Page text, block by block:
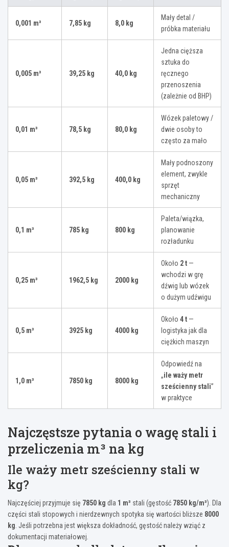
0,001 m³ 7,85 kg 8,0 kg
Mały detal /
próbka materiału
0,005 m³ 39,25 kg 40,0 kg
Jedna cięższa
sztuka do
ręcznego
przenoszenia
(zależnie od BHP)
0,01 m³ 78,5 kg 80,0 kg
Wózek paletowy /
dwie osoby to
często za mało
0,05 m³ 392,5 kg 400,0 kg
Mały podnoszony
element, zwykle
sprzęt
mechaniczny
0,1 m³ 785 kg 800 kg
Paleta/wiązka,
planowanie
rozładunku
0,25 m³ 1962,5 kg 2000 kg
Około 2 t —
wchodzi w grę
dźwig lub wózek
o dużym udźwigu
0,5 m³ 3925 kg 4000 kg
Około 4 t —
logistyka jak dla
ciężkich maszyn
1,0 m³ 7850 kg 8000 kg
Odpowiedź na
„ile waży metr
sześcienny stali”
w praktyce
Najczęstsze pytania o wagę stali i
przeliczenia m³ na kg
Ile waży metr sześcienny stali w
kg?
Najczęściej przyjmuje się 7850 kg dla 1 m³ stali (gęstość 7850 kg/m³). Dla
części stali stopowych i nierdzewnych spotyka się wartości bliższe 8000
kg . Jeśli potrzebna jest większa dokładność, gęstość należy wziąć z
dokumentacji materiałowej.